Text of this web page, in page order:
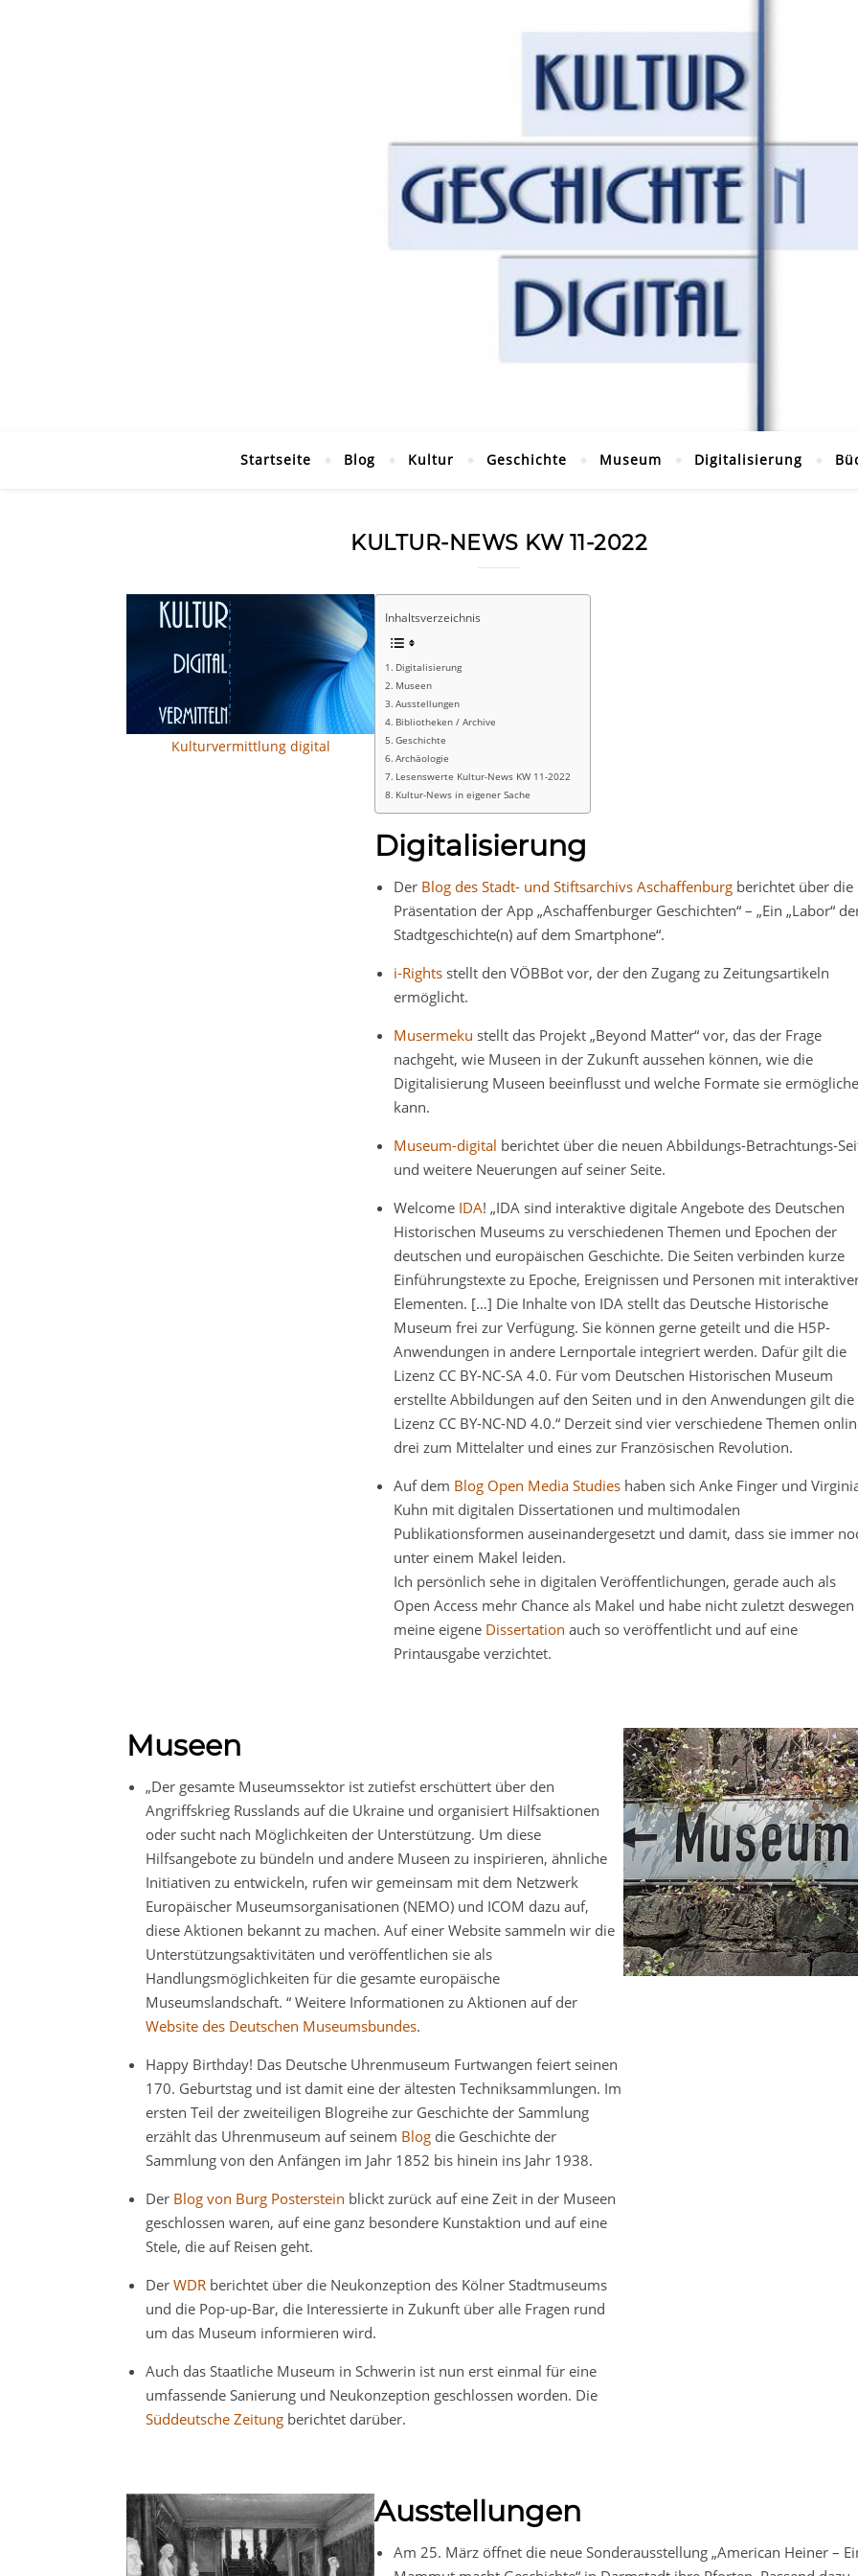
Startseite Blog Kultur Geschichte Museum Digitalisierung
KULTUR-NEWS KW 11-2022
Kulturvermittlung digital
Inhaltsverzeichnis
Digitalisierung
Museen
Ausstellungen
Bibliotheken / Archive
Geschichte
Archäologie
Lesenswerte Kultur-News KW 11-2022
Kultur-News in eigener Sache
Digitalisierung
Der Blog des Stadt- und Stiftsarchivs Aschaffenburg berichtet über die
Präsentation der App „Aschaffenburger Geschichten“ – „Ein „Labor“
Stadtgeschichte(n) auf dem Smartphone“.
i-Rights stellt den VÖBBot vor, der den Zugang zu Zeitungsartikeln
ermöglicht.
Musermekustellt das Projekt „Beyond Matter“ vor, das der Frage
nachgeht, wie Museen in der Zukunft aussehen können, wie die
Digitalisierung Museen beeinflusst und welche Formate sie
kann.
Museum-digital berichtet über die neuen Abbildungs-Betrachtungs-
und weitere Neuerungen auf seiner Seite.
Welcome IDA! „IDA sind interaktive digitale Angebote des Deutschen
Historischen Museums zu verschiedenen Themen und Epochen der
deutschen und europäischen Geschichte. Die Seiten verbinden kurze
Einführungstexte zu Epoche, Ereignissen und Personen mit
Elementen. […] Die Inhalte von IDA stellt das Deutsche Historische
Museum frei zur Verfügung. Sie können gerne geteilt und die H5P-
Anwendungen in andere Lernportale integriert werden. Dafür gilt die
Lizenz CC BY-NC-SA 4.0. Für vom Deutschen Historischen Museum
erstellte Abbildungen auf den Seiten und in den Anwendungen gilt die
Lizenz CC BY-NC-ND 4.0.“ Derzeit sind vier verschiedene Themen
drei zum Mittelalter und eines zur Französischen Revolution.
Auf dem Blog Open Media Studies haben sich Anke Finger und
Kuhn mit digitalen Dissertationen und multimodalen
Publikationsformen auseinandergesetzt und damit, dass sie immer
unter einem Makel leiden.
Ich persönlich sehe in digitalen Veröffentlichungen, gerade auch als
Open Access mehr Chance als Makel und habe nicht zuletzt deswegen
meine eigene Dissertation auch so veröffentlicht und auf eine
Printausgabe verzichtet.
Museen
„Der gesamte Museumssektor ist zutiefst erschüttert über den
Angriffskrieg Russlands auf die Ukraine und organisiert Hilfsaktionen
oder sucht nach Möglichkeiten der Unterstützung. Um diese
Hilfsangebote zu bündeln und andere Museen zu inspirieren, ähnliche
Initiativen zu entwickeln, rufen wir gemeinsam mit dem Netzwerk
Europäischer Museumsorganisationen (NEMO) und ICOM dazu auf,
diese Aktionen bekannt zu machen. Auf einer Website sammeln wir die
Unterstützungsaktivitäten und veröffentlichen sie als
Handlungsmöglichkeiten für die gesamte europäische
Museumslandschaft. “ Weitere Informationen zu Aktionen auf der
Website des Deutschen Museumsbundes.
Happy Birthday! Das Deutsche Uhrenmuseum Furtwangen feiert seinen
170. Geburtstag und ist damit eine der ältesten Techniksammlungen. Im
ersten Teil der zweiteiligen Blogreihe zur Geschichte der Sammlung
erzählt das Uhrenmuseum auf seinem Blog die Geschichte der
Sammlung von den Anfängen im Jahr 1852 bis hinein ins Jahr 1938.
Der Blog von Burg Posterstein blickt zurück auf eine Zeit in der Museen
geschlossen waren, auf eine ganz besondere Kunstaktion und auf eine
Stele, die auf Reisen geht.
Der WDR berichtet über die Neukonzeption des Kölner Stadtmuseums
und die Pop-up-Bar, die Interessierte in Zukunft über alle Fragen rund
um das Museum informieren wird.
Auch das Staatliche Museum in Schwerin ist nun erst einmal für eine
umfassende Sanierung und Neukonzeption geschlossen worden. Die
Süddeutsche Zeitung berichtet darüber.
Ausstellungen
Am 25. März öffnet die neue Sonderausstellung „American Heiner –